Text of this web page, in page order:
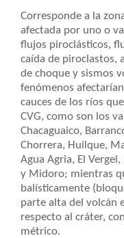
Corresponde a la
afectada por uno o
flujos piroclásticos,
caída de piroclastos,
de choque y sismos
fenómenos
cauces de los ríos
CVG, como son los
Chacaguaico,
Chorrera, Huilque,
Agua Agria, El
y Midoro; mientras
balísticamente
parte alta del volcán
respecto al cráter,
métrico.